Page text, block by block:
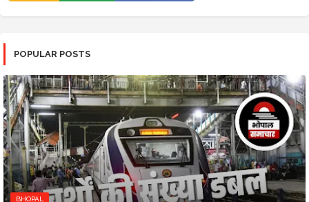
POPULAR POSTS
BHOPAL